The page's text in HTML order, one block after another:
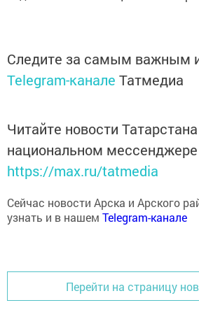
Следите за самым важным
Telegram-канале Татмедиа
Читайте новости
национальном
https://max.ru/tatmedia
Сейчас новости Арска и Арского
узнать и в нашемTelegram-канале
Перейти на страницу